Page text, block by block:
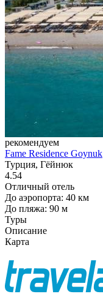
рекомендуем
Fame Residence Goynuk
Турция, Гёйнюк
4.54
Отличный отель
До аэропорта: 40 км
До пляжа: 90 м
Туры
Описание
Карта